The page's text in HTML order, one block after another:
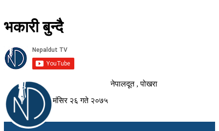
भकारी बुन्दै
नेपालदूत , पोखरा
मंसिर २६ गते २०७५